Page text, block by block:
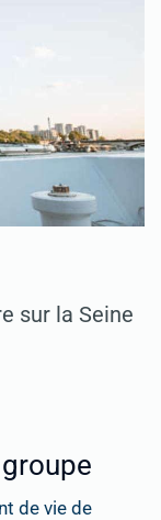
sur la Seine
de vie de